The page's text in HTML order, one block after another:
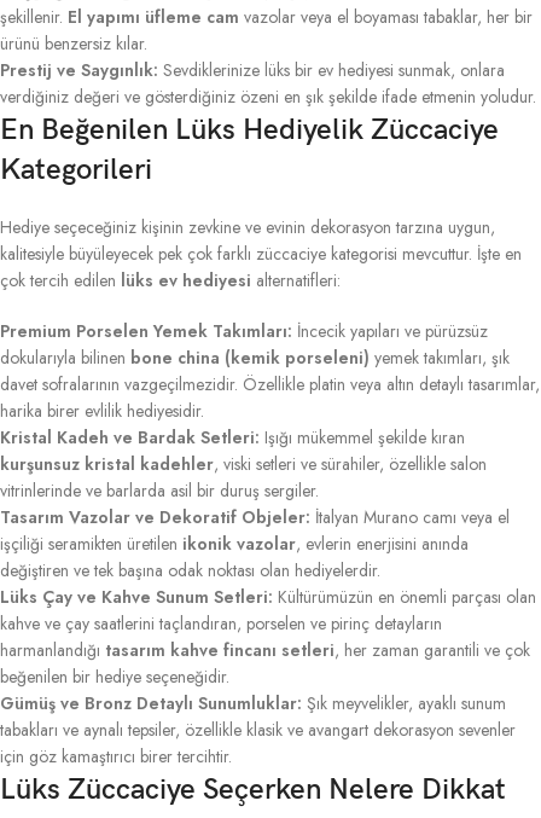
şekillenir. El yapımı üfleme cam vazolar veya el boyaması tabaklar, her bir
ürünü benzersiz kılar.
Prestij ve Saygınlık: Sevdiklerinize lüks bir ev hediyesi sunmak, onlara
verdiğiniz değeri ve gösterdiğiniz özeni en şık şekilde ifade etmenin yoludur.
En Beğenilen Lüks Hediyelik Züccaciye
Kategorileri
Hediye seçeceğiniz kişinin zevkine ve evinin dekorasyon tarzına uygun,
kalitesiyle büyüleyecek pek çok farklı züccaciye kategorisi mevcuttur. İşte en
çok tercih edilen lüks ev hediyesi alternatifleri:
Premium Porselen Yemek Takımları: İncecik yapıları ve pürüzsüz
dokularıyla bilinen bone china (kemik porseleni) yemek takımları, şık
davet sofralarının vazgeçilmezidir. Özellikle platin veya altın detaylı tasarımlar,
harika birer evlilik hediyesidir.
Kristal Kadeh ve Bardak Setleri: Işığı mükemmel şekilde kıran
kurşunsuz kristal kadehler, viski setleri ve sürahiler, özellikle salon
vitrinlerinde ve barlarda asil bir duruş sergiler.
Tasarım Vazolar ve Dekoratif Objeler: İtalyan Murano camı veya el
işçiliği seramikten üretilen ikonik vazolar, evlerin enerjisini anında
değiştiren ve tek başına odak noktası olan hediyelerdir.
Lüks Çay ve Kahve Sunum Setleri: Kültürümüzün en önemli parçası olan
kahve ve çay saatlerini taçlandıran, porselen ve pirinç detayların
harmanlandığı tasarım kahve fincanı setleri, her zaman garantili ve çok
beğenilen bir hediye seçeneğidir.
Gümüş ve Bronz Detaylı Sunumluklar: Şık meyvelikler, ayaklı sunum
tabakları ve aynalı tepsiler, özellikle klasik ve avangart dekorasyon sevenler
için göz kamaştırıcı birer tercihtir.
Lüks Züccaciye Seçerken Nelere Dikkat